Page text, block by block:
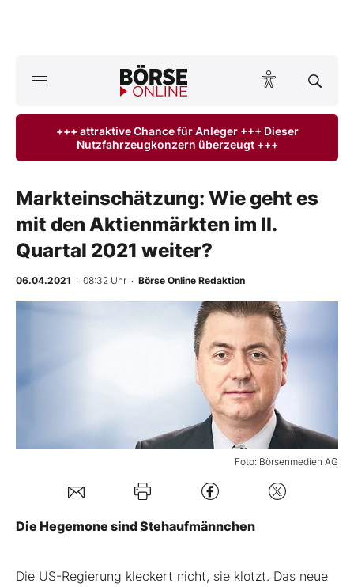
ktuelle Ausgabe BÖRSE ONLINE lesen
Anlageprodukte
Finanz-Check
BO-Musterdepots
Folgen Sie uns
+++ attraktive Chance für Anleger +++ Dieser
Nutzfahrzeugkonzern überzeugt +++
Markteinschätzung: Wie geht es
mit den Aktienmärkten im II.
Quartal 2021 weiter?
06.04.2021 · 08:32 Uhr · Börse Online Redaktion
Foto: Börsenmedien AG
Die Hegemone sind Stehaufmännchen
Die US-Regierung kleckert nicht, sie klotzt. Das neue